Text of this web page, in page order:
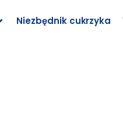
Niezbędnik cukrzyka